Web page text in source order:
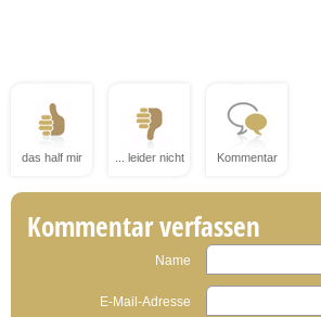
das half mir ... leider nicht Kommentar
Kommentar verfassen
Name
E-Mail-Adresse